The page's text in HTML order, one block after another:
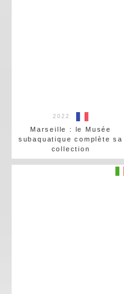
2022
Marseille : le Musée
subaquatique complète sa
collection